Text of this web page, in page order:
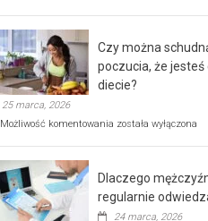
bezpłatna
akcja
profilaktyczna
w
już
kwietnia!
Czy można
poczucia, że jesteś
diecie?
25 marca, 2026
Możliwość komentowania Czy
poczucia,
że
została wyłączona
Dlaczego
regularnie
24 marca, 2026